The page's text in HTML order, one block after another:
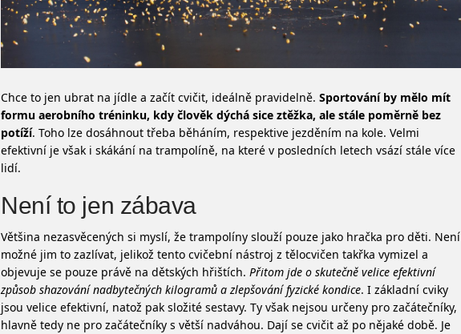
Chce to jen ubrat na jídle a začít cvičit, ideálně pravidelně. Sportování by mělo mít
formu aerobního tréninku, kdy člověk dýchá sice ztěžka, ale stále poměrně bez
potíží. Toho lze dosáhnout třeba běháním, respektive jezděním na kole. Velmi
efektivní je však i skákání na trampolíně, na které v posledních letech vsází stále více
lidí.
Není to jen zábava
Většina nezasvěcených si myslí, že trampolíny slouží pouze jako hračka pro děti. Není
možné jim to zazlívat, jelikož tento cvičební nástroj z tělocvičen takřka vymizel a
objevuje se pouze právě na dětských hřištích. Přitom jde o skutečně velice efektivní
způsob shazování nadbytečných kilogramů a zlepšování fyzické kondice. I základní cviky
jsou velice efektivní, natož pak složité sestavy. Ty však nejsou určeny pro začátečníky,
hlavně tedy ne pro začátečníky s větší nadváhou. Dají se cvičit až po nějaké době. Je